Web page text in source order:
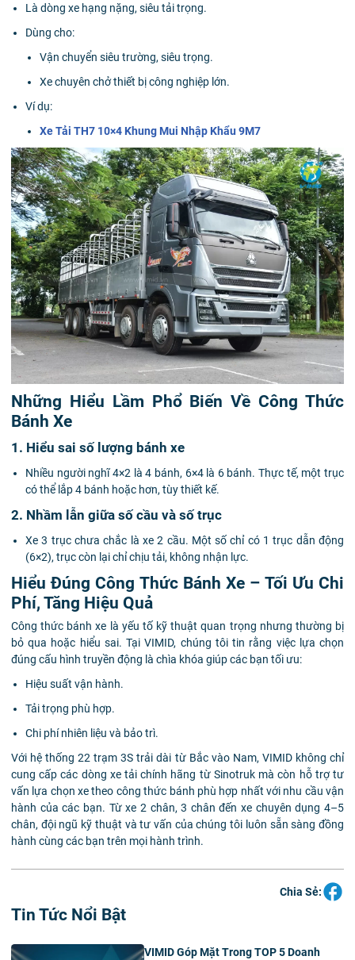
Là dòng xe hạng nặng, siêu tải trọng.
Dùng cho:
Vận chuyển siêu trường, siêu trọng.
Xe chuyên chở thiết bị công nghiệp lớn.
Ví dụ:
Xe Tải TH7 10×4 Khung Mui Nhập Khẩu 9M7
Những Hiểu Lầm Phổ Biến Về Công Thức
Bánh Xe
1. Hiểu sai số lượng bánh xe
Nhiều người nghĩ 4×2 là 4 bánh, 6×4 là 6 bánh. Thực tế, một trục
có thể lắp 4 bánh hoặc hơn, tùy thiết kế.
2. Nhầm lẫn giữa số cầu và số trục
Xe 3 trục chưa chắc là xe 2 cầu. Một số chỉ có 1 trục dẫn động
(6×2), trục còn lại chỉ chịu tải, không nhận lực.
Hiểu Đúng Công Thức Bánh Xe – Tối Ưu Chi
Phí, Tăng Hiệu Quả
Công thức bánh xe là yếu tố kỹ thuật quan trọng nhưng thường bị
bỏ qua hoặc hiểu sai. Tại VIMID, chúng tôi tin rằng việc lựa chọn
đúng cấu hình truyền động là chìa khóa giúp các bạn tối ưu:
Hiệu suất vận hành.
Tải trọng phù hợp.
Chi phí nhiên liệu và bảo trì.
Với hệ thống 22 trạm 3S trải dài từ Bắc vào Nam, VIMID không chỉ
cung cấp các dòng xe tải chính hãng từ Sinotruk mà còn hỗ trợ tư
vấn lựa chọn xe theo công thức bánh phù hợp nhất với nhu cầu vận
hành của các bạn. Từ xe 2 chân, 3 chân đến xe chuyên dụng 4–5
chân, đội ngũ kỹ thuật và tư vấn của chúng tôi luôn sẵn sàng đồng
hành cùng các bạn trên mọi hành trình.
Chia Sẻ:
Tin Tức Nổi Bật
VIMID Góp Mặt Trong TOP 5 Doanh